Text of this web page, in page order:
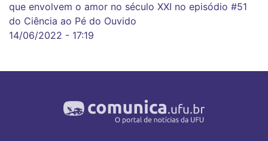
que envolvem o amor no século XXI no episódio #51
do Ciência ao Pé do Ouvido
14/06/2022 - 17:19